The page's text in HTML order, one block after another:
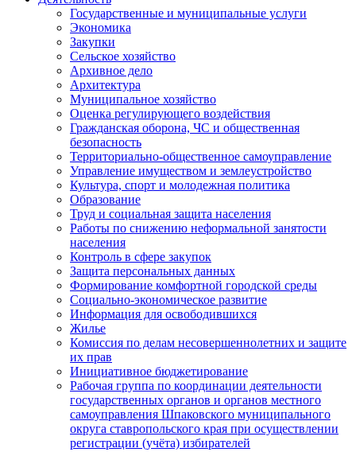
Государственные и муниципальные услуги
Экономика
Закупки
Сельское хозяйство
Архивное дело
Архитектура
Муниципальное хозяйство
Оценка регулирующего воздействия
Гражданская оборона, ЧС и общественная
безопасность
Территориально-общественное самоуправление
Управление имуществом и землеустройство
Культура, спорт и молодежная политика
Образование
Труд и социальная защита населения
Работы по снижению неформальной занятости
населения
Контроль в сфере закупок
Защита персональных данных
Формирование комфортной городской среды
Социально-экономическое развитие
Информация для освободившихся
Жилье
Комиссия по делам несовершеннолетних и защите
их прав
Инициативное бюджетирование
Рабочая группа по координации деятельности
государственных органов и органов местного
самоуправления Шпаковского муниципального
округа ставропольского края при осуществлении
регистрации (учёта) избирателей